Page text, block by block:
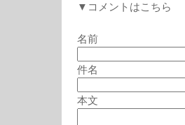
▼コメントはこちら
名前
件名
本文